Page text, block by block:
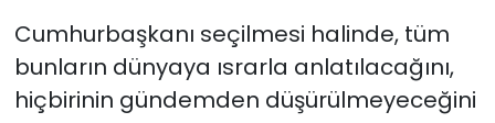
Cumhurbaşkanı seçilmesi halinde, tüm
bunların dünyaya ısrarla anlatılacağını,
hiçbirinin gündemden düşürülmeyeceğini